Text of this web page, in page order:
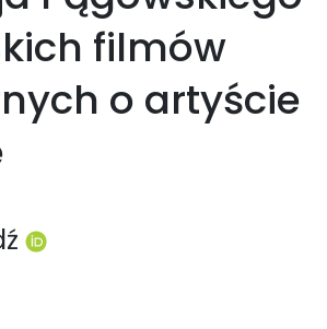
filmów
o artyście